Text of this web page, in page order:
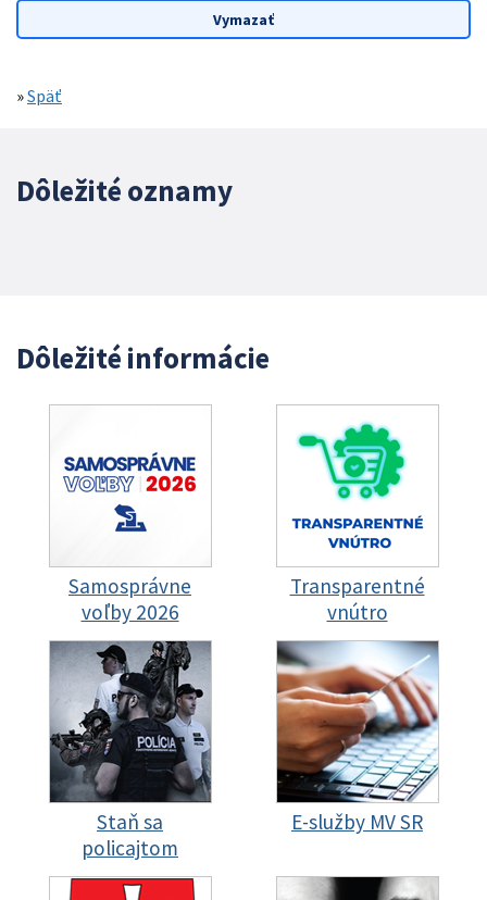
»Späť
Dôležité oznamy
Dôležité informácie
Samosprávne
voľby 2026
Transparentné
vnútro
Staň sa
policajtom
E-služby MV SR